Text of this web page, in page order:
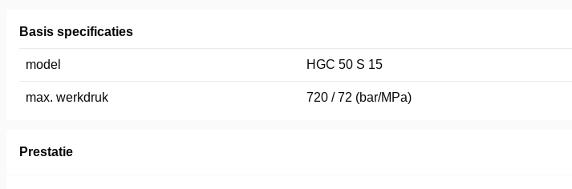
Basis specificaties
model HGC 50 S 15
max. werkdruk 720 / 72 (bar/MPa)
Prestatie